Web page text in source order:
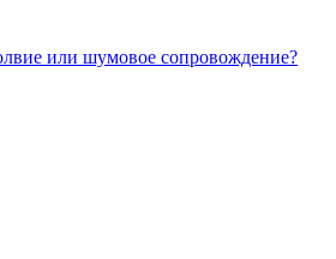
или шумовое сопровождение?